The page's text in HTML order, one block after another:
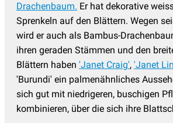
Drachenbaum. Er hat dekorative
Sprenkeln auf den Blättern. Wegen
wird er auch als Bambus-
ihren geraden Stämmen und den
Blättern haben 'Janet Craig', 'Janet
'Burundi' ein palmenähnliches
sich gut mit niedrigeren, buschigen
kombinieren, über die sich ihre